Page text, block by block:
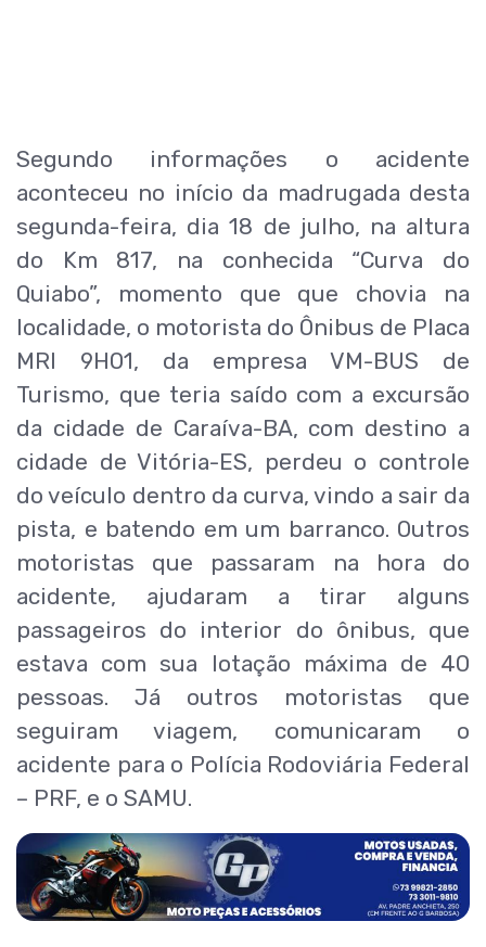
Segundo informações o acidente
aconteceu no início da madrugada desta
segunda-feira, dia 18 de julho, na altura
do Km 817, na conhecida “Curva do
Quiabo”, momento que que chovia na
localidade, o motorista do Ônibus de Placa
MRI 9H01, da empresa VM-BUS de
Turismo, que teria saído com a excursão
da cidade de Caraíva-BA, com destino a
cidade de Vitória-ES, perdeu o controle
do veículo dentro da curva, vindo a sair da
pista, e batendo em um barranco. Outros
motoristas que passaram na hora do
acidente, ajudaram a tirar alguns
passageiros do interior do ônibus, que
estava com sua lotação máxima de 40
pessoas. Já outros motoristas que
seguiram viagem, comunicaram o
acidente para o Polícia Rodoviária Federal
– PRF, e o SAMU.